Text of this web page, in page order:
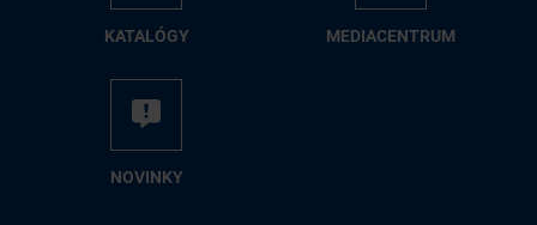
KA­TA­LÓ­GY ME­DIA­CEN­TRUM
NO­VIN­KY